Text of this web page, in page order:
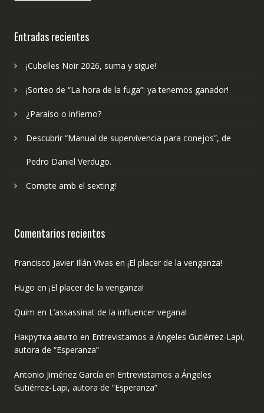
Entradas recientes
¡Cubelles Noir 2026, suma y sigue!
¡Sorteo de “La hora de la fuga”: ya tenemos ganador!
¿Paraíso o infierno?
Descubrir “Manual de supervivencia para conejos”, de
Pedro Daniel Verdugo.
Compte amb el sexting!
Comentarios recientes
Francisco Javier Illán Vivas en ¡El placer de la venganza!
Hugo en ¡El placer de la venganza!
Quim en L’assassinat de la influencer vegana!
Накрутка авито en Entrevistamos a Ángeles Gutiérrez-Lapi,
autora de “Esperanza”
Antonio Jiménez García en Entrevistamos a Ángeles
Gutiérrez-Lapi, autora de “Esperanza”